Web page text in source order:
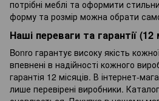
потрібні меблі та оформити
форму та розмір можна обрати
Наші переваги та гарантії (12
Bonro гарантує високу якість
впевнені в надійності кожного
гарантія 12 місяців. В інтернет-
лише перевірені виробники.